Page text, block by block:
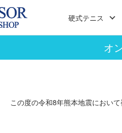
硬式テニス
オ
この度の令和8年熊本地震におい